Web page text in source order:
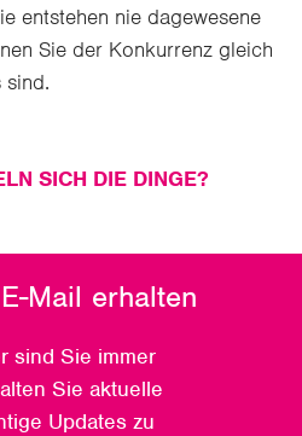
entstehen nie dagewesene
Sie der Konkurrenz gleich
sind.
SICH DIE DINGE?
Mail erhalten
sind Sie immer
Sie aktuelle
Updates zu